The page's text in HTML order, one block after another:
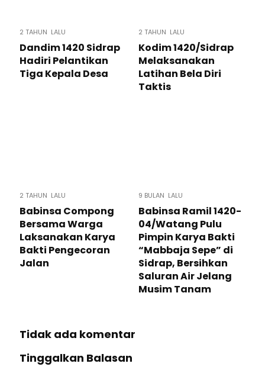
2 TAHUN LALU
Dandim 1420 Sidrap
Hadiri Pelantikan
Tiga Kepala Desa
2 TAHUN LALU
Kodim 1420/Sidrap
Melaksanakan
Latihan Bela Diri
Taktis
2 TAHUN LALU
Babinsa Compong
Bersama Warga
Laksanakan Karya
Bakti Pengecoran
Jalan
9 BULAN LALU
Babinsa Ramil 1420-
04/Watang Pulu
Pimpin Karya Bakti
“Mabbaja Sepe” di
Sidrap, Bersihkan
Saluran Air Jelang
Musim Tanam
Tidak ada komentar
Tinggalkan Balasan